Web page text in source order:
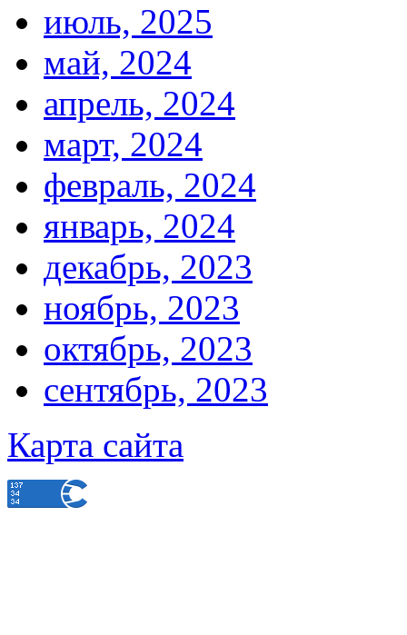
июль, 2025
май, 2024
апрель, 2024
март, 2024
февраль, 2024
январь, 2024
декабрь, 2023
ноябрь, 2023
октябрь, 2023
сентябрь, 2023
Карта сайта